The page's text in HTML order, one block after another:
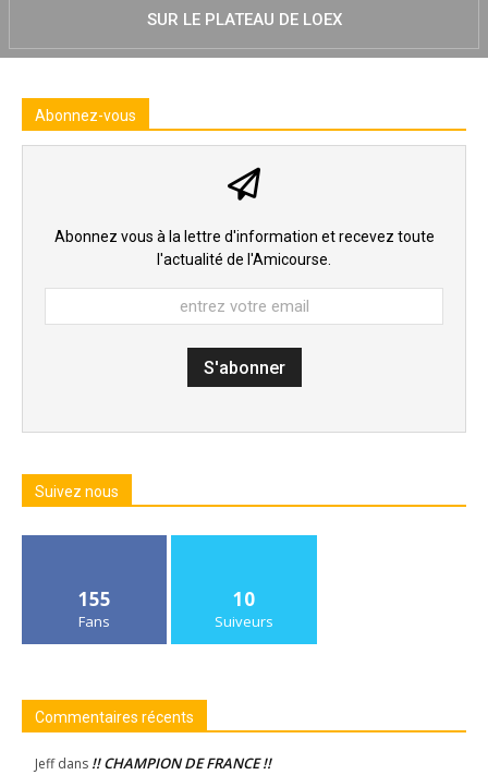
SUR LE PLATEAU DE LOEX
Abonnez-vous
Abonnez vous à la lettre d'information et recevez toute
l'actualité de l'Amicourse.
Suivez nous
155
Fans
10
Suiveurs
Commentaires récents
Jeffdans !! CHAMPION DE FRANCE !!